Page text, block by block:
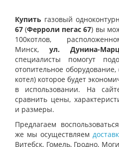
Купить газовый
67(Ферроли пегас 67) вы
100котлов,
Минск, ул. Дунина-
специалисты помогут
отопительное оборудование,
котел) которое будет
в использовании. На
сравнить цены,
и размеры.
Предлагаем
же мы осуществляем
Витебск, Гомель, Гродно,